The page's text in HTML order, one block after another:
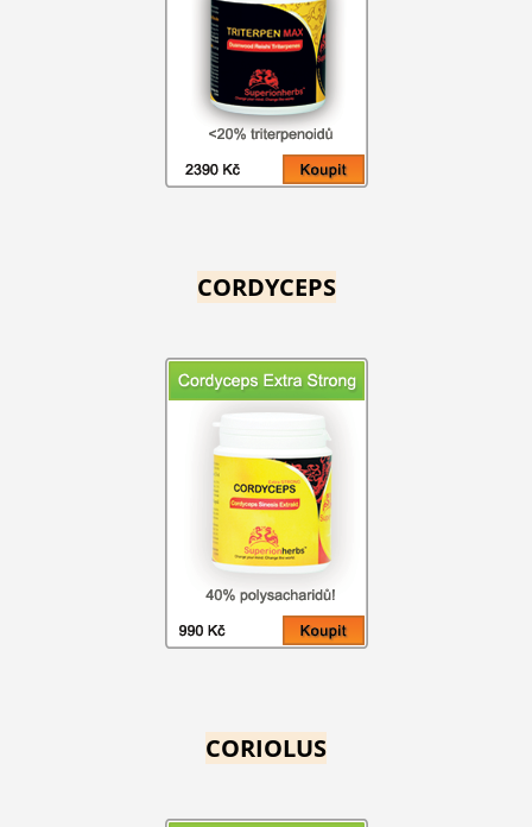
CORDYCEPS
CORIOLUS